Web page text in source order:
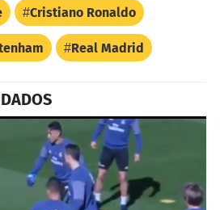
Cristiano Ronaldo
Real Madrid